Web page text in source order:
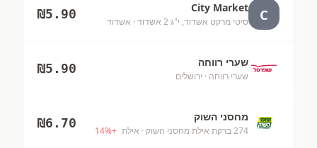
C
City Market
סיטי מרקט אשדוד, י"ג 2 אשדוד · אשדוד
₪5.90
שערי רווחה
שערי רווחה · ירושלים
₪5.90
מחסני השוק
274 ברקת אילת מחסני השוק · אילת +
14%
₪6.70